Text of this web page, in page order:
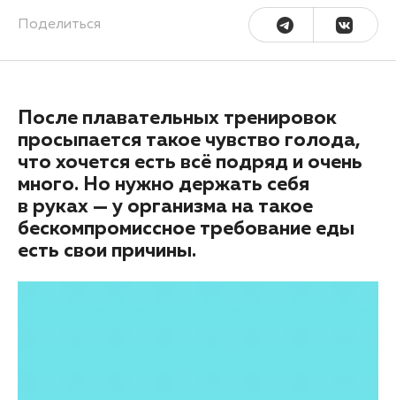
Поделиться
После плавательных тренировок
просыпается такое чувство голода,
что хочется есть всё подряд и очень
много. Но нужно держать себя
в руках — у организма на такое
бескомпромиссное требование еды
есть свои причины.